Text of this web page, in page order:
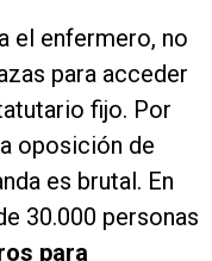
el enfermero, no
para acceder
fijo. Por
oposición de
es brutal. En
30.000 personas
para